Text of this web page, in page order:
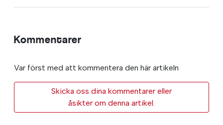
Kommentarer
Var först med att kommentera den här artikeln
Skicka oss dina kommentarer eller
åsikter om denna artikel.